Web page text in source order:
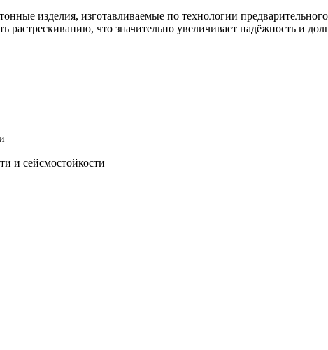
изделия, изготавливаемые по технологии
что значительно увеличивает надёжность и
и сейсмостойкости